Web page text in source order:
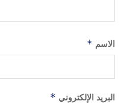
الاسم *
البريد الإلكتروني *